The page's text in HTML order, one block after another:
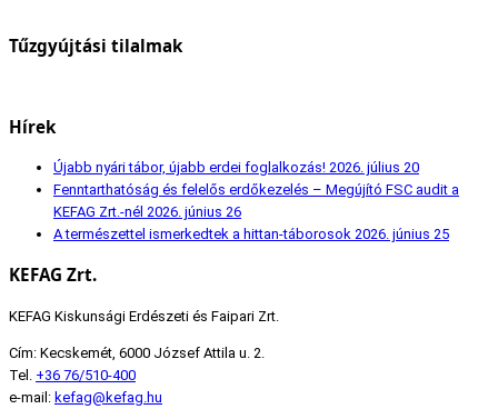
Tűzgyújtási tilalmak
Hírek
Újabb nyári tábor, újabb erdei foglalkozás! 2026. július 20
Fenntarthatóság és felelős erdőkezelés – Megújító FSC audit a
KEFAG Zrt.-nél 2026. június 26
A természettel ismerkedtek a hittan-táborosok 2026. június 25
KEFAG Zrt.
KEFAG Kiskunsági Erdészeti és Faipari Zrt.
Cím: Kecskemét, 6000 József Attila u. 2.
Tel. +36 76/510-400
e-mail: kefag@kefag.hu